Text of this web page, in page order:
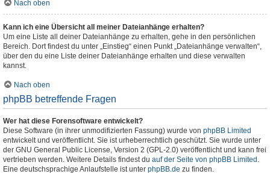
Nach oben
Kann ich eine Übersicht all meiner Dateianhänge erhalten?
Um eine Liste all deiner Dateianhänge zu erhalten, gehe in den persönlichen
Bereich. Dort findest du unter „Einstieg“ einen Punkt „Dateianhänge verwalten“,
über den du eine Liste deiner Dateianhänge erhalten und diese verwalten
kannst.
Nach oben
phpBB betreffende Fragen
Wer hat diese Forensoftware entwickelt?
Diese Software (in ihrer unmodifizierten Fassung) wurde von phpBB Limited
entwickelt und veröffentlicht. Sie ist urheberrechtlich geschützt. Sie wurde unter
der GNU General Public License, Version 2 (GPL-2.0) veröffentlicht und kann frei
vertrieben werden. Weitere Details findest du auf der Seite von phpBB Limited .
Eine deutschsprachige Anlaufstelle ist unter phpBB.de zu finden.